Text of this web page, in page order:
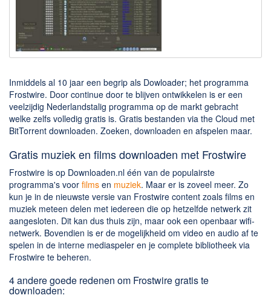
Adresboek en contacten
Planning en organisatie
Tekst en Administratie
Overige
Algemeen
Chatten en bellen
Dating apps
Parkeer apps
Rar en Zip (Compressie - Unzip)
Shopping
Spelletjes en Games
Webbrowsers
Inmiddels al 10 jaar een begrip als Dowloader; het programma
Frostwire. Door continue door te blijven ontwikkelen is er een
veelzijdig Nederlandstalig programma op de markt gebracht
welke zelfs volledig gratis is. Gratis bestanden via the Cloud met
BitTorrent downloaden. Zoeken, downloaden en afspelen maar.
Gratis muziek en films downloaden met Frostwire
Frostwire is op Downloaden.nl één van de populairste
programma's voor films en muziek. Maar er is zoveel meer. Zo
kun je in de nieuwste versie van Frostwire content zoals films en
muziek meteen delen met iedereen die op hetzelfde netwerk zit
aangesloten. Dit kan dus thuis zijn, maar ook een openbaar wifi-
netwerk. Bovendien is er de mogelijkheid om video en audio af te
spelen in de interne mediaspeler en je complete bibliotheek via
Frostwire te beheren.
4 andere goede redenen om Frostwire gratis te
downloaden: